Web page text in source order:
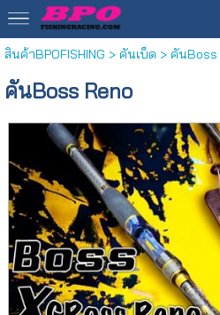
สินค้าBPOFISHING > คันเบ็ด > คันBoss
คันBoss Reno